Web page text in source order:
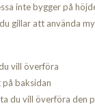
inte bygger på
gillar att använda
vill överföra
baksidan
du vill överföra den